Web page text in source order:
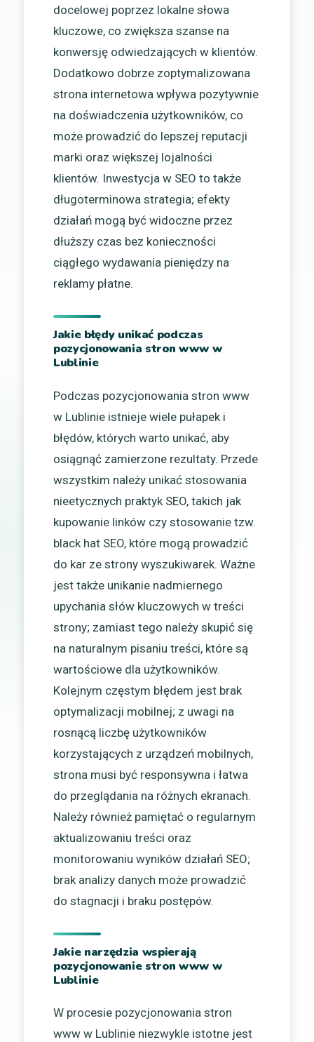
docelowej poprzez lokalne słowa
kluczowe, co zwiększa szanse na
konwersję odwiedzających w klientów.
Dodatkowo dobrze zoptymalizowana
strona internetowa wpływa pozytywnie
na doświadczenia użytkowników, co
może prowadzić do lepszej reputacji
marki oraz większej lojalności
klientów. Inwestycja w SEO to także
długoterminowa strategia; efekty
działań mogą być widoczne przez
dłuższy czas bez konieczności
ciągłego wydawania pieniędzy na
reklamy płatne.
Jakie błędy unikać podczas
pozycjonowania stron www w
Lublinie
Podczas pozycjonowania stron www
w Lublinie istnieje wiele pułapek i
błędów, których warto unikać, aby
osiągnąć zamierzone rezultaty. Przede
wszystkim należy unikać stosowania
nieetycznych praktyk SEO, takich jak
kupowanie linków czy stosowanie tzw.
black hat SEO, które mogą prowadzić
do kar ze strony wyszukiwarek. Ważne
jest także unikanie nadmiernego
upychania słów kluczowych w treści
strony; zamiast tego należy skupić się
na naturalnym pisaniu treści, które są
wartościowe dla użytkowników.
Kolejnym częstym błędem jest brak
optymalizacji mobilnej; z uwagi na
rosnącą liczbę użytkowników
korzystających z urządzeń mobilnych,
strona musi być responsywna i łatwa
do przeglądania na różnych ekranach.
Należy również pamiętać o regularnym
aktualizowaniu treści oraz
monitorowaniu wyników działań SEO;
brak analizy danych może prowadzić
do stagnacji i braku postępów.
Jakie narzędzia wspierają
pozycjonowanie stron www w
Lublinie
W procesie pozycjonowania stron
www w Lublinie niezwykle istotne jest